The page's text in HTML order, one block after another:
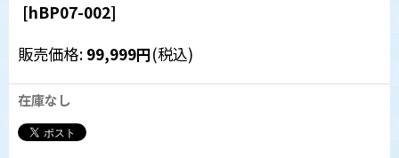
[hBP07-002]
販売価格: 99,999円(税込)
在庫なし